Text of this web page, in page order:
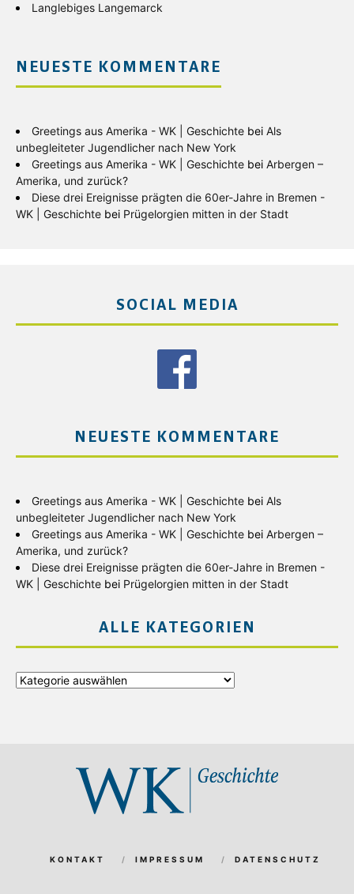
Langlebiges Langemarck
NEUESTE KOMMENTARE
Greetings aus Amerika - WK | Geschichte bei Als
unbegleiteter Jugendlicher nach New York
Greetings aus Amerika - WK | Geschichte bei Arbergen –
Amerika, und zurück?
Diese drei Ereignisse prägten die 60er-Jahre in Bremen -
WK | Geschichte bei Prügelorgien mitten in der Stadt
SOCIAL MEDIA
NEUESTE KOMMENTARE
Greetings aus Amerika - WK | Geschichte bei Als
unbegleiteter Jugendlicher nach New York
Greetings aus Amerika - WK | Geschichte bei Arbergen –
Amerika, und zurück?
Diese drei Ereignisse prägten die 60er-Jahre in Bremen -
WK | Geschichte bei Prügelorgien mitten in der Stadt
ALLE KATEGORIEN
Alle
KONTAKT IMPRESSUM DATENSCHUTZ